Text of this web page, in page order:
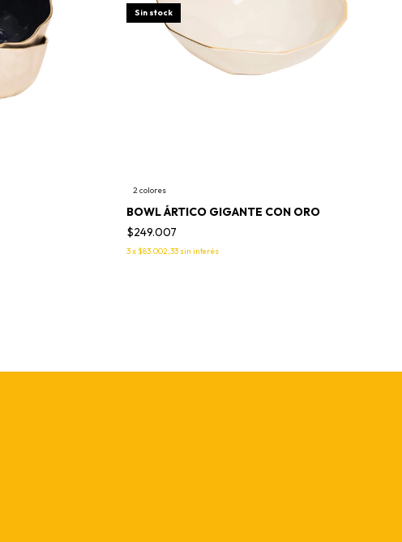
Sin stock
2 colores
BOWL ÁRTICO GIGANTE CON ORO
$249.007
3x$83.002,33 sin interés